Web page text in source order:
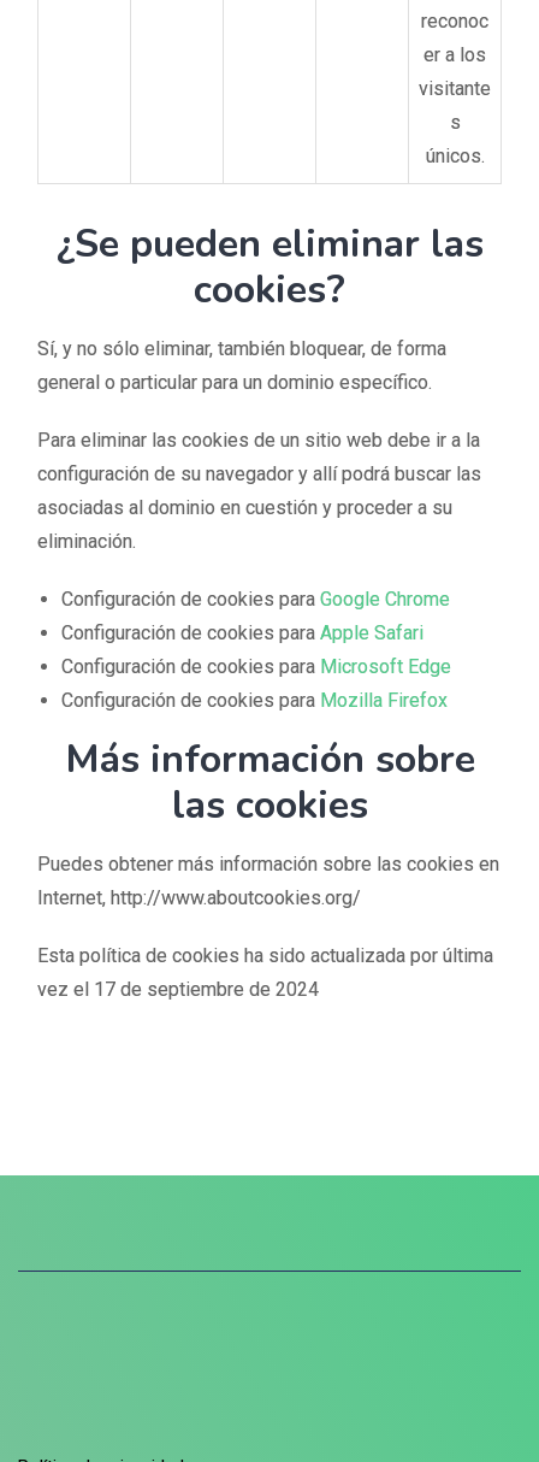
reconoc
er a los
visitante
s
únicos.
¿Se pueden eliminar las
cookies?
Sí, y no sólo eliminar, también bloquear, de forma
general o particular para un dominio específico.
Para eliminar las cookies de un sitio web debe ir a la
configuración de su navegador y allí podrá buscar las
asociadas al dominio en cuestión y proceder a su
eliminación.
Configuración de cookies para Google Chrome
Configuración de cookies para Apple Safari
Configuración de cookies para Microsoft Edge
Configuración de cookies para Mozilla Firefox
Más información sobre
las cookies
Puedes obtener más información sobre las cookies en
Internet, http://www.aboutcookies.org/
Esta política de cookies ha sido actualizada por última
vez el 17 de septiembre de 2024